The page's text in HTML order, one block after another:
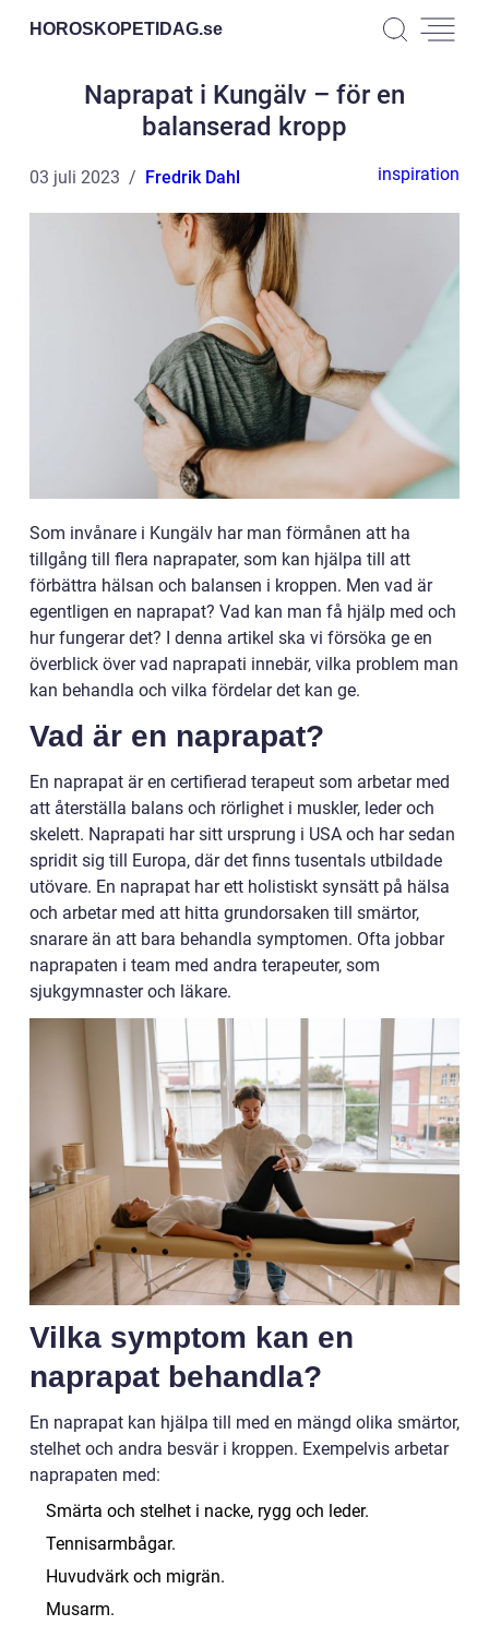
HOROSKOPETIDAG.se
Naprapat i Kungälv – för en
balanserad kropp
03 juli 2023 Fredrik Dahl inspiration
Som invånare i Kungälv har man förmånen att ha
tillgång till flera naprapater, som kan hjälpa till att
förbättra hälsan och balansen i kroppen. Men vad är
egentligen en naprapat? Vad kan man få hjälp med och
hur fungerar det? I denna artikel ska vi försöka ge en
överblick över vad naprapati innebär, vilka problem man
kan behandla och vilka fördelar det kan ge.
Vad är en naprapat?
En naprapat är en certifierad terapeut som arbetar med
att återställa balans och rörlighet i muskler, leder och
skelett. Naprapati har sitt ursprung i USA och har sedan
spridit sig till Europa, där det finns tusentals utbildade
utövare. En naprapat har ett holistiskt synsätt på hälsa
och arbetar med att hitta grundorsaken till smärtor,
snarare än att bara behandla symptomen. Ofta jobbar
naprapaten i team med andra terapeuter, som
sjukgymnaster och läkare.
Vilka symptom kan en
naprapat behandla?
En naprapat kan hjälpa till med en mängd olika smärtor,
stelhet och andra besvär i kroppen. Exempelvis arbetar
naprapaten med:
Smärta och stelhet i nacke, rygg och leder.
Tennisarmbågar.
Huvudvärk och migrän.
Musarm.